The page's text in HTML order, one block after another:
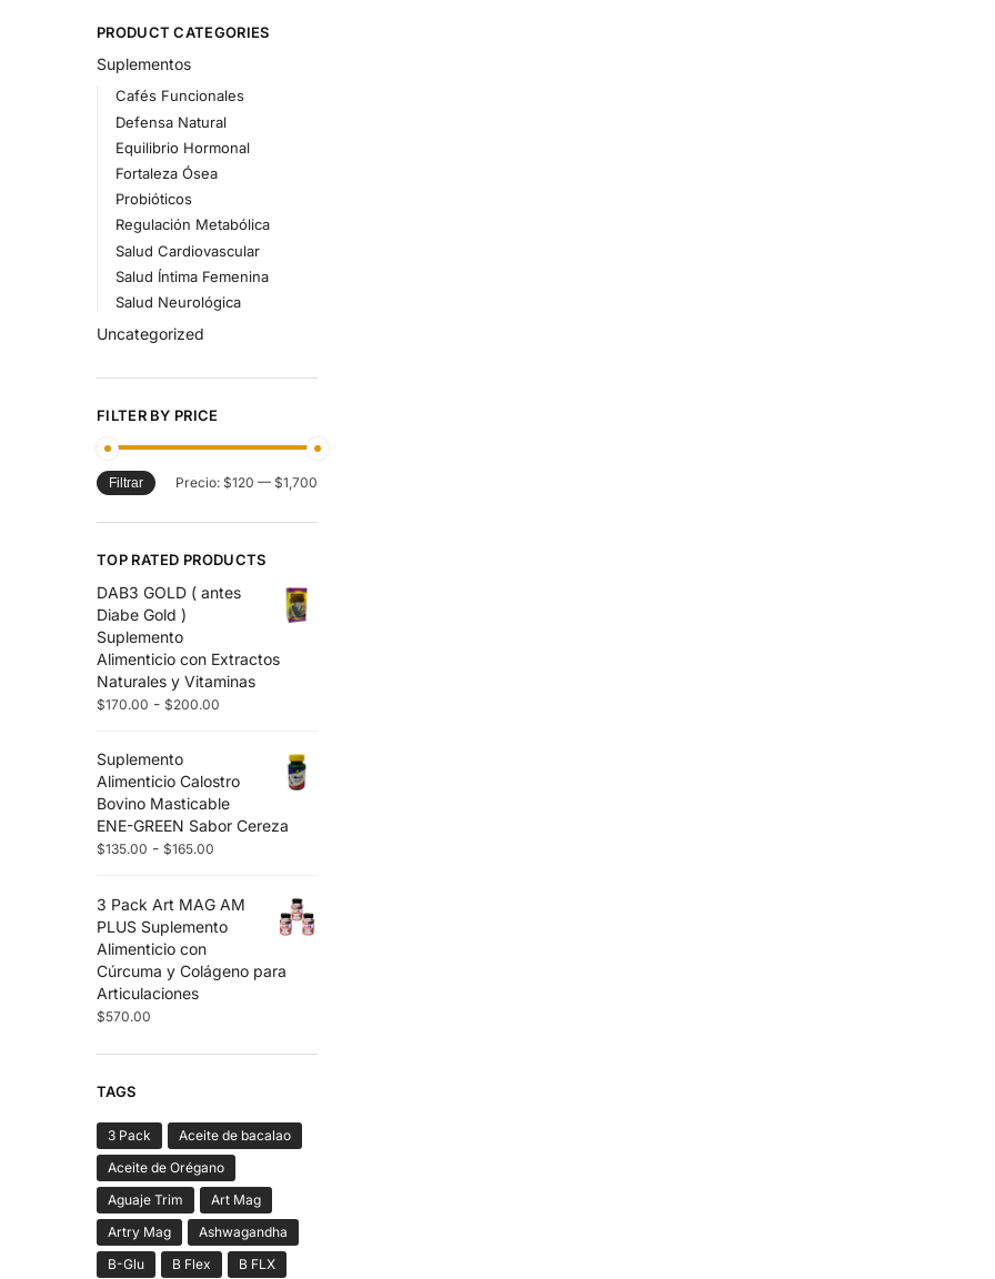
PRODUCT CATEGORIES
Suplementos
Cafés Funcionales
Defensa Natural
Equilibrio Hormonal
Fortaleza Ósea
Probióticos
Regulación Metabólica
Salud Cardiovascular
Salud Íntima Femenina
Salud Neurológica
Uncategorized
FILTER BY PRICE
Filtrar Precio: $120 — $1,700
TOP RATED PRODUCTS
DAB3 GOLD ( antes
Diabe Gold )
Suplemento
Alimenticio con Extractos
Naturales y Vitaminas
$170.00 - $200.00
Suplemento
Alimenticio Calostro
Bovino Masticable
ENE-GREEN Sabor Cereza
$135.00 - $165.00
3 Pack Art MAG AM
PLUS Suplemento
Alimenticio con
Cúrcuma y Colágeno para
Articulaciones
$570.00
TAGS
3 Pack
Aceite de bacalao
Aceite de Orégano
Aguaje Trim
Art Mag
Artry Mag
Ashwagandha
B-Glu
B Flex B FLX